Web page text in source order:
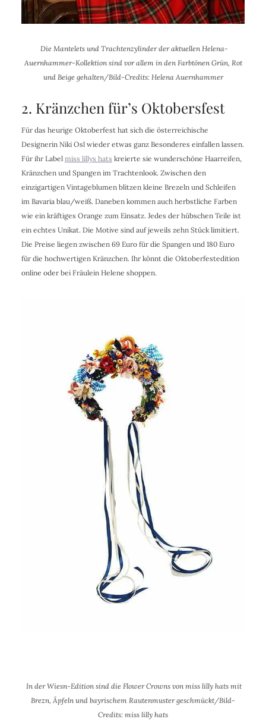
Die Mantelets und Trachtenzylinder der aktuellen Helena-
Auernhammer-Kollektion sind vor allem in den Farbtönen Grün, Rot
und Beige gehalten/Bild-Credits: Helena Auernhammer
2. Kränzchen für’s Oktobersfest
Für das heurige Oktoberfest hat sich die österreichische
Designerin Niki Osl wieder etwas ganz Besonderes einfallen lassen.
Für ihr Label miss lillys hats kreierte sie wunderschöne Haarreifen,
Kränzchen und Spangen im Trachtenlook. Zwischen den
einzigartigen Vintageblumen blitzen kleine Brezeln und Schleifen
im Bavaria blau/weiß. Daneben kommen auch herbstliche Farben
wie ein kräftiges Orange zum Einsatz. Jedes der hübschen Teile ist
ein echtes Unikat. Die Motive sind auf jeweils zehn Stück limitiert.
Die Preise liegen zwischen 69 Euro für die Spangen und 180 Euro
für die hochwertigen Kränzchen. Ihr könnt die Oktoberfestedition
online oder bei Fräulein Helene shoppen.
In der Wiesn-Edition sind die Flower Crowns von miss lilly hats mit
Brezn, Äpfeln und bayrischem Rautenmuster geschmückt/Bild-
Credits: miss lilly hats